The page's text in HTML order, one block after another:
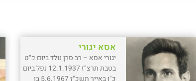
אסא יגורי
יגורי אסא – רב סרן נולד ביום כ"ט
בטבת תרצ"ז 12.1.1937 נפל ביום
כ"ו באייר תשכ"ז 5.6.1967 בן